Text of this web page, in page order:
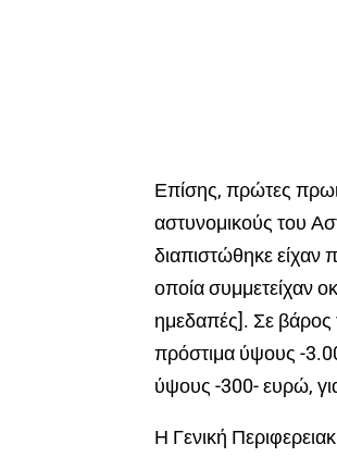
Επίσης, πρώτες
αστυνομικούς του
διαπιστώθηκε είχαν
οποία συμμετείχαν
ημεδαπές]. Σε
πρόστιμα ύψους -
ύψους -300- ευρώ,
Η Γενική